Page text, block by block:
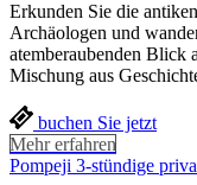
Erkunden Sie die
Archäologen und
atemberaubenden Blick
Mischung aus
buchen Sie jetzt
Mehr erfahren
Pompeji 3-stündige